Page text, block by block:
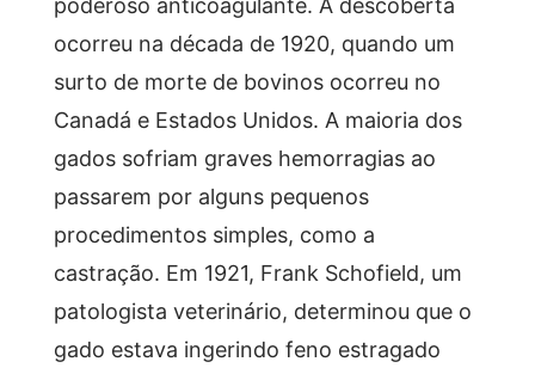
ocorreu na década de 1920, quando um
surto de morte de bovinos ocorreu no
Canadá e Estados Unidos. A maioria dos
gados sofriam graves hemorragias ao
passarem por alguns pequenos
procedimentos simples, como a
castração. Em 1921, Frank Schofield, um
patologista veterinário, determinou que o
gado estava ingerindo feno estragado